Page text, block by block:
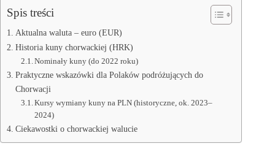
Spis treści
Aktualna waluta – euro (EUR)
Historia kuny chorwackiej (HRK)
Nominały kuny (do 2022 roku)
Praktyczne wskazówki dla Polaków podróżujących do
Chorwacji
Kursy wymiany kuny na PLN (historyczne, ok. 2023–
2024)
Ciekawostki o chorwackiej walucie